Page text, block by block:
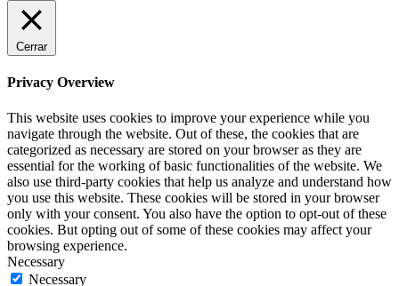
Cerrar
Privacy Overview
This website uses cookies to improve your experience while you
navigate through the website. Out of these, the cookies that are
categorized as necessary are stored on your browser as they are
essential for the working of basic functionalities of the website. We
also use third-party cookies that help us analyze and understand how
you use this website. These cookies will be stored in your browser
only with your consent. You also have the option to opt-out of these
cookies. But opting out of some of these cookies may affect your
browsing experience.
Necessary
Necessary